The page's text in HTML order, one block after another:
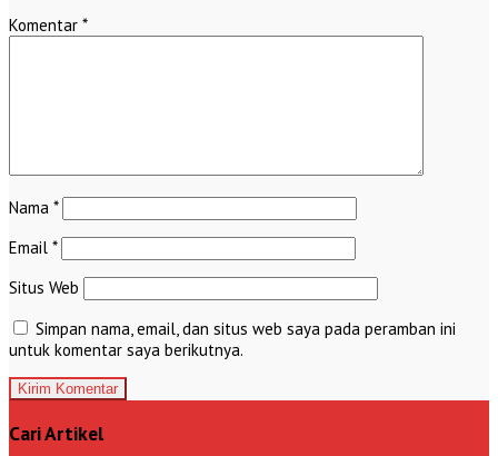
Komentar *
Nama *
Email *
Situs Web
Simpan nama, email, dan situs web saya pada peramban ini
untuk komentar saya berikutnya.
Cari Artikel